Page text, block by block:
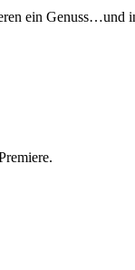
ein Genuss…und